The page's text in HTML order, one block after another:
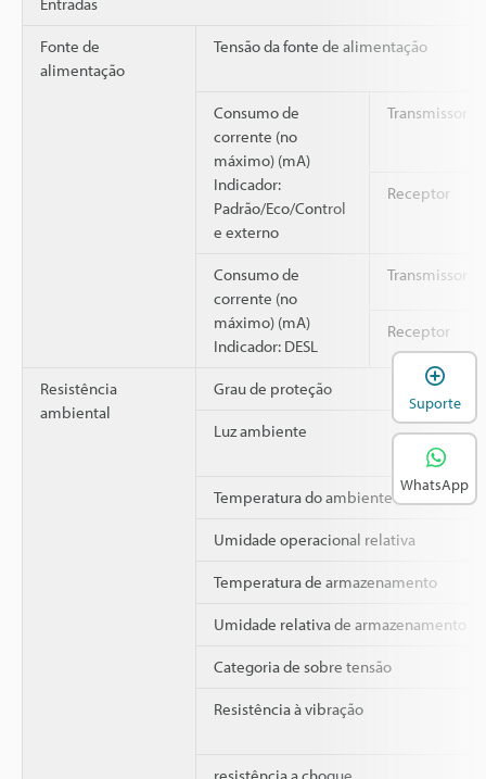
Fonte de
alimentação
Tensão da fonte de alimentação
Consumo de
corrente (no
máximo) (mA)
Indicador:
Padrão/Eco/Control
e externo
Transmissor
Receptor
Consumo de
corrente (no
máximo) (mA)
Indicador: DESL
Transmissor
Receptor
Resistência
ambiental
Grau de proteção
Luz ambiente
Temperatura do ambiente de trabalho
Umidade operacional relativa
Temperatura de armazenamento
Umidade relativa de armazenamento
Categoria de sobre tensão
Resistência à vibração
resistência a choque
Suporte
WhatsApp